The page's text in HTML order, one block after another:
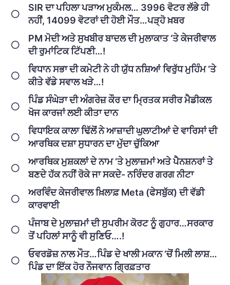
SIR ਦਾ ਪਹਿਲਾ ਪੜਾਅ ਮੁਕੰਮਲ… 3996 ਵੋਟਰ ਲੱਭੇ ਹੀ
ਨਹੀਂ, 14099 ਵੋਟਰਾਂ ਦੀ ਹੋਈ ਮੌਤ…ਪੜ੍ਹੋ ਖ਼ਬਰ
PM ਮੋਦੀ ਅਤੇ ਸੁਖਬੀਰ ਬਾਦਲ ਦੀ ਮੁਲਾਕਾਤ ‘ਤੇ ਕੇਜਰੀਵਾਲ
ਦੀ ਰੁਮਾਂਟਿਕ ਟਿੱਪਣੀ…!
ਵਿਧਾਨ ਸਭਾ ਦੀ ਕਮੇਟੀ ਨੇ ਹੀ ਯੁੱਧ ਨਸ਼ਿਆਂ ਵਿਰੁੱਧ ਮੁਹਿੰਮ ‘ਤੇ
ਕੀਤੇ ਵੱਡੇ ਸਵਾਲ ਖੜੇ…!
ਪਿੰਡ ਸੰਘੇੜਾ ਦੀ ਅੰਗਰੇਜ਼ ਕੌਰ ਦਾ ਮ੍ਰਿਤਕ ਸਰੀਰ ਮੈਡੀਕਲ
ਖੋਜ ਕਾਰਜਾਂ ਲਈ ਕੀਤਾ ਦਾਨ
ਵਿਧਾਇਕ ਕਾਲਾ ਢਿੱਲੋਂ ਨੇ ਆਜ਼ਾਦੀ ਘੁਲਾਟੀਆਂ ਦੇ ਵਾਰਿਸਾਂ ਦੀ
ਆਰਥਿਕ ਦਸ਼ਾ ਸੁਧਾਰਨ ਦਾ ਮੁੱਦਾ ਚੁੱਕਿਆ
ਆਰਥਿਕ ਮੁਸ਼ਕਲਾਂ ਦੇ ਨਾਮ ‘ਤੇ ਮੁਲਾਜ਼ਮਾਂ ਅਤੇ ਪੈਨਸ਼ਨਰਾਂ ਤੇ
ਬਣਦੇ ਹੱਕ ਨਹੀਂ ਰੋਕੇ ਜਾ ਸਕਦੇ- ਨਰਿੰਦਰ ਗਰਗ ਨੀਟਾ
ਅਰਵਿੰਦ ਕੇਜਰੀਵਾਲ ਖ਼ਿਲਾਫ਼ Meta (ਫੇਸਬੁੱਕ) ਦੀ ਵੱਡੀ
ਕਾਰਵਾਈ
ਪੰਜਾਬ ਦੇ ਮੁਲਾਜ਼ਮਾਂ ਦੀ ਸੁਪਰੀਮ ਕੋਰਟ ਨੂੰ ਗੁਹਾਰ…ਸਰਕਾਰ
ਤੋਂ ਪਹਿਲਾਂ ਸਾਨੂੰ ਵੀ ਸੁਣਿਓ….!
ਓਵਰਡੋਜ਼ ਨਾਲ ਮੌਤ…ਪਿੰਡ ਦੇ ਖਾਲੀ ਮਕਾਨ ‘ਚੋਂ ਮਿਲੀ ਲਾਸ਼…
ਪਿੰਡ ਦਾ ਇੱਕ ਹੋਰ ਨੌਜਵਾਨ ਗ੍ਰਿਫ਼ਤਾਰ